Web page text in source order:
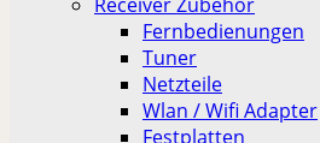
Fernbedienungen
Tuner
Netzteile
Wlan / Wifi Adapter
Festplatten